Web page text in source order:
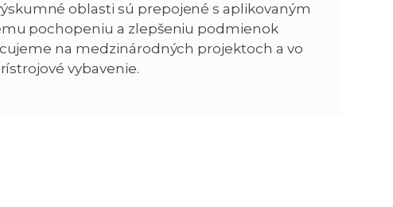
oblasti sú prepojené s aplikovaným
pochopeniu a zlepšeniu podmienok
na medzinárodných projektoch a vo
vybavenie.